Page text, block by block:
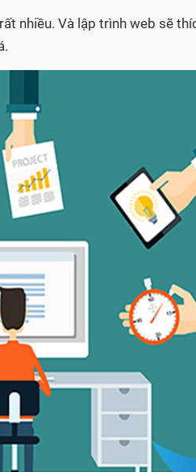
nhiều. Và lập trình web sẽ